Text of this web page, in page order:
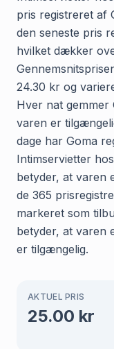
pris registreret af
den seneste pris
hvilket dækker
24.30 kr og
Hver nat gemmer
varen er
dage har Goma
Intimservietter
betyder, at varen
de 365
markeret som
betyder, at varen
er tilgængelig.
AKTUEL PRIS
25.00 kr